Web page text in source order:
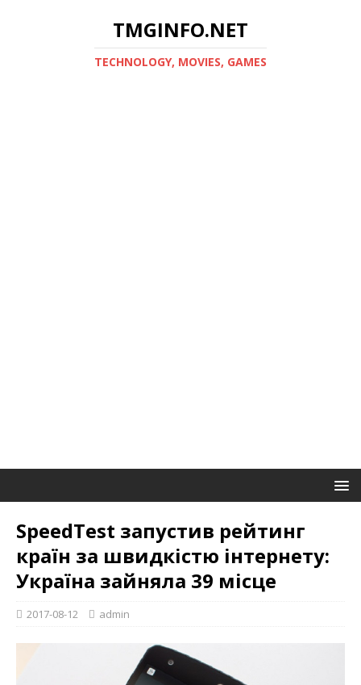
TMGINFO.NET
ТECHNOLOGY, MOVIES, GAMES
SpeedTest запустив рейтинг
країн за швидкістю інтернету:
Україна зайняла 39 місце
2017-08-12 admin